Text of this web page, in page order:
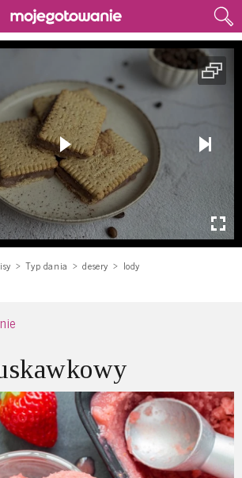
Typ dania desery
lody